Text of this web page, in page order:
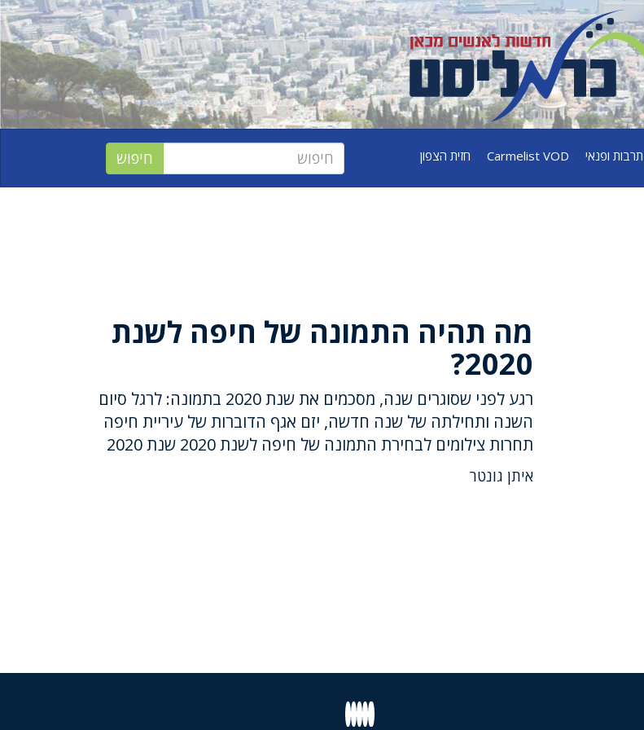
תרבות ופנאי Carmelist VOD חזית הצפון
מה תהיה התמונה של חיפה לשנת
2020?
רגע לפני שסוגרים שנה, מסכמים את שנת 2020 בתמונה: לרגל סיום
השנה ותחילתה של שנה חדשה, יזם אגף הדוברות של עיריית חיפה
תחרות צילומים לבחירת התמונה של חיפה לשנת 2020 שנת 2020
איתן גונטר